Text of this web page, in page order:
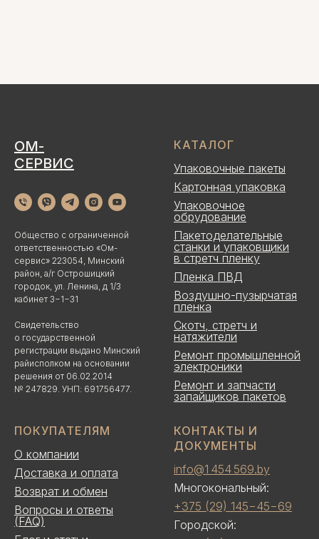
ОМ-
СЕРВИС
Общество с ограниченной
ответственностью «Ом-
сервис» 223054, Минский
район, а/г Острошицкий
городок, ул. Ленина, д 1/3
кабинет 3−1−31
Свидетельство
о государственной
регистрации выдано Минский
райисполком на основании
решения от 06.02.2014
№ 247829. УНП: 691756477.
КАТАЛОГ
Упаковочные пакеты
Картонная упаковка
Упаковочное
обрудование
Пакетоделательные
станки и упаковщики
в стретч пленку
Пленка ПВД
Воздушно-пузырчатая
пленка
Скотч, стретч и
натяжители
Ремонт промышленной
электроники
Ремонт и запчасти
запайщиков пакетов
ПОКУПАТЕЛЯМ
О компании
Доставка и оплата
Возврат и обмен
Вопросы и ответы
(FAQ)
КОНТАКТЫ И
ДОКУМЕНТЫ
info@1 454 569.by
Многокональный:
+375 (29) 145−45−69
Городской: